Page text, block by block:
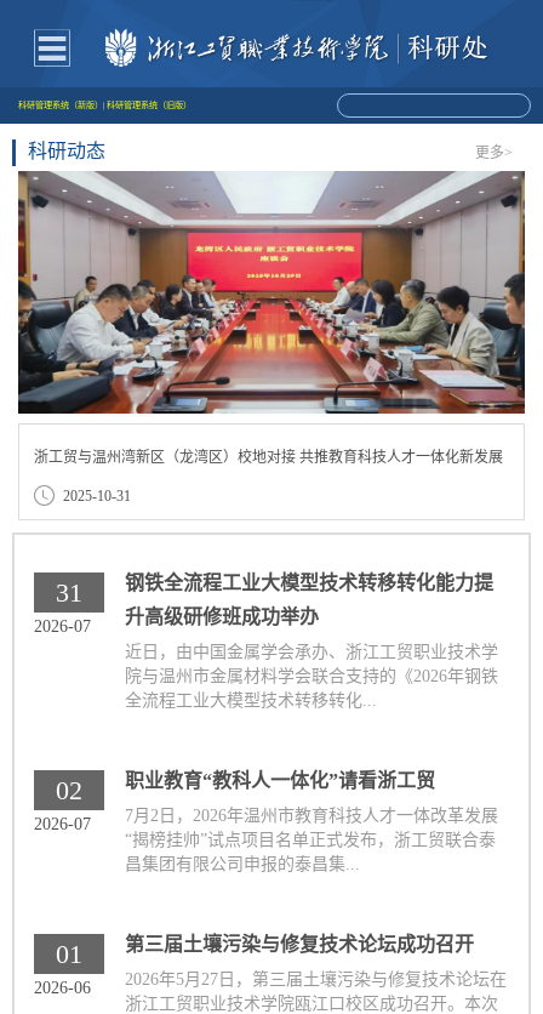
科研管理系统（新版） | 科研管理系统（旧版）
科研动态 更多>
浙工贸与温州湾新区（龙湾区）校地对接 共推教育科技人才一体化新发展
2025-10-31
31
2026-07
钢铁全流程工业大模型技术转移转化能力提
升高级研修班成功举办
近日，由中国金属学会承办、浙江工贸职业技术学
院与温州市金属材料学会联合支持的《2026年钢铁
全流程工业大模型技术转移转化...
02
2026-07
职业教育“教科人一体化”请看浙工贸
7月2日，2026年温州市教育科技人才一体改革发展
“揭榜挂帅”试点项目名单正式发布，浙工贸联合泰
昌集团有限公司申报的泰昌集...
01
2026-06
第三届土壤污染与修复技术论坛成功召开
2026年5月27日，第三届土壤污染与修复技术论坛在
浙江工贸职业技术学院瓯江口校区成功召开。本次